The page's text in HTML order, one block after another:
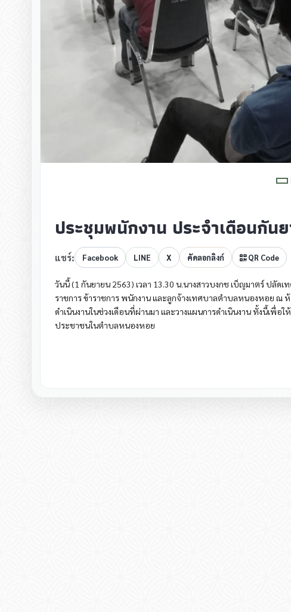
ประชุมพนักงาน ประจำเดือนกัน
แชร์: Facebook LINE X คัดลอกลิงก์ QR Code
วันนี้ (1 กันยายน 2563) เวลา 13.30 น.นางสาวบงกช เบ็ญมาตร์ ป
ราชการ ข้าราชการ พนักงาน และลูกจ้างเทศบาลตำบลหนองหอย
ดำเนินงานในช่วงเดือนที่ผ่านมา และวางแผนการดำเนินงาน ทั้งนี้เพื่อ
ประชาชนในตำบลหนองหอย